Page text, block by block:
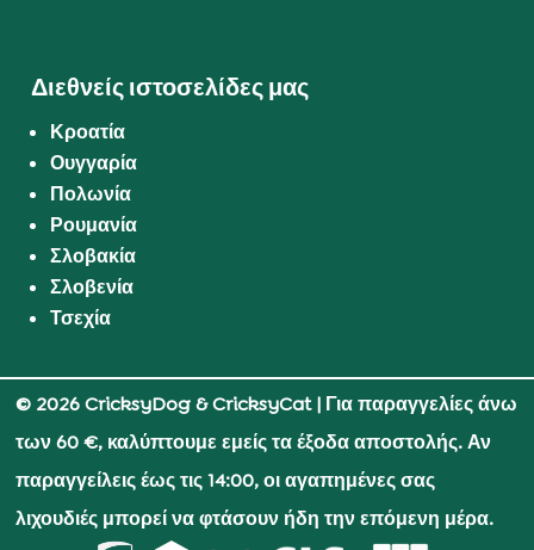
Διεθνείς ιστοσελίδες μας
Κροατία
Ουγγαρία
Πολωνία
Ρουμανία
Σλοβακία
Σλοβενία
Τσεχία
© 2026 CricksyDog & CricksyCat| Για παραγγελίες άνω
των 60 €, καλύπτουμε εμείς τα έξοδα αποστολής. Αν
παραγγείλεις έως τις 14:00, οι αγαπημένες σας
λιχουδιές μπορεί να φτάσουν ήδη την επόμενη μέρα.